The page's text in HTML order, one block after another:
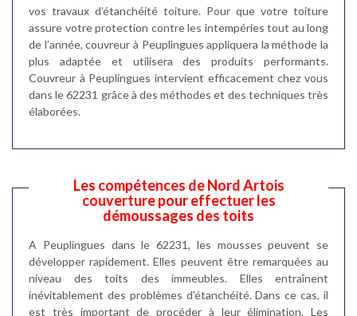
vos travaux d’étanchéité toiture. Pour que votre toiture
assure votre protection contre les intempéries tout au long
de l’année, couvreur à Peuplingues appliquera la méthode la
plus adaptée et utilisera des produits performants.
Couvreur à Peuplingues intervient efficacement chez vous
dans le 62231 grâce à des méthodes et des techniques très
élaborées.
Les compétences de Nord Artois
couverture pour effectuer les
démoussages des toits
A Peuplingues dans le 62231, les mousses peuvent se
développer rapidement. Elles peuvent être remarquées au
niveau des toits des immeubles. Elles entraînent
inévitablement des problèmes d'étanchéité. Dans ce cas, il
est très important de procéder à leur élimination. Les